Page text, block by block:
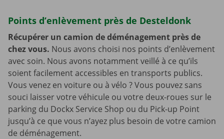
Points d’enlèvement près de Desteldonk
Récupérer un camion de déménagement près de
chez vous. Nous avons choisi nos points d’enlèvement
avec soin. Nous avons notamment veillé à ce qu’ils
soient facilement accessibles en transports publics.
Vous venez en voiture ou à vélo ? Vous pouvez sans
souci laisser votre véhicule ou votre deux-roues sur le
parking du Dockx Service Shop ou du Pick-up Point
jusqu’à ce que vous n’ayez plus besoin de votre camion
de déménagement.